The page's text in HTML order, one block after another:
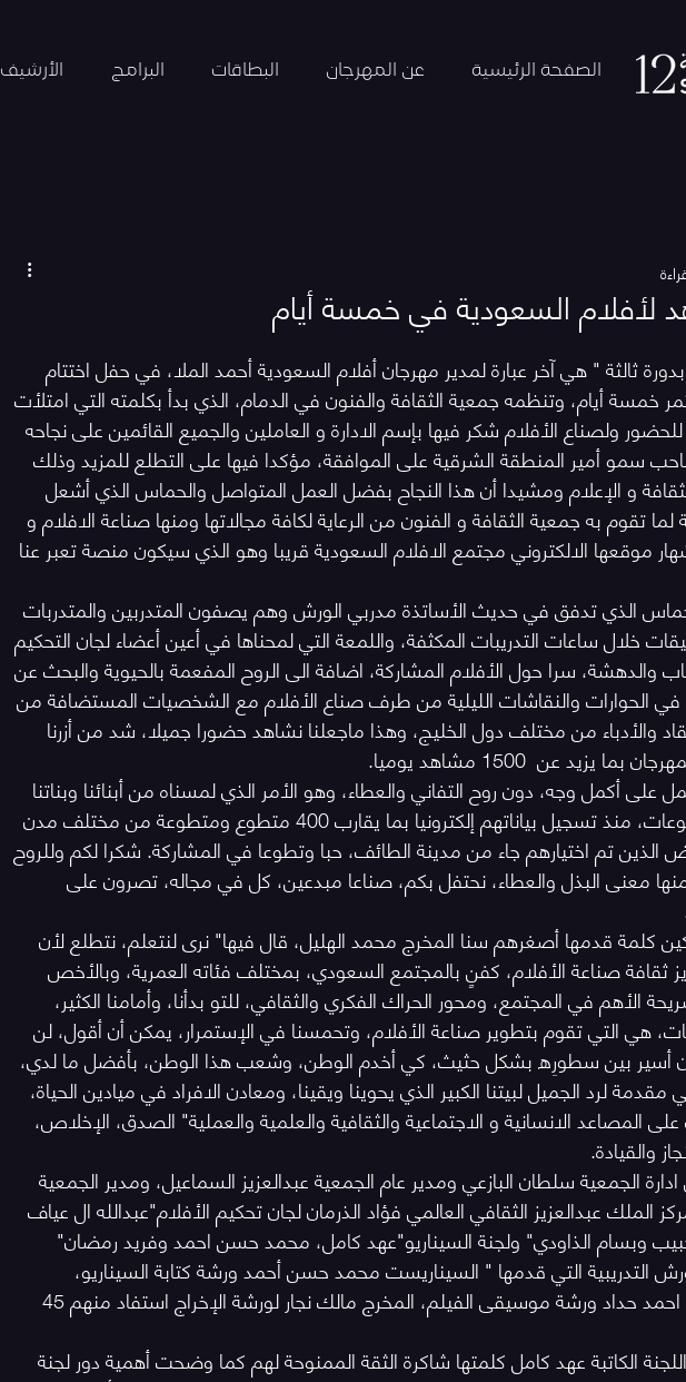
الأرشيف البرامج البطاقات عن المهرجان الصفحة الرئيسية
ثالثة " هي آخر عبارة لمدير مهرجان أفلام السعودية أحمد الملا، في حفل اختتام
خمسة أيام، وتنظمه جمعية الثقافة والفنون في الدمام، الذي بدأ بكلمته التي امتلأت
ولصناع الأفلام شكر فيها بإسم الادارة و العاملين والجميع القائمين على نجاحه
سمو أمير المنطقة الشرقية على الموافقة، مؤكدا فيها على التطلع للمزيد وذلك
و الإعلام ومشيدا أن هذا النجاح بفضل العمل المتواصل والحماس الذي أشعل
لما تقوم به جمعية الثقافة و الفنون من الرعاية لكافة مجالاتها ومنها صناعة الافلام و
موقعها الالكتروني مجتمع الافلام السعودية قريبا وهو الذي سيكون منصة تعبر عنا
الذي تدفق في حديث الأساتذة مدربي الورش وهم يصفون المتدربين والمتدربات
خلال ساعات التدريبات المكثفة، واللمعة التي لمحناها في أعين أعضاء لجان التحكيم
والدهشة، سرا حول الأفلام المشاركة، اضافة الى الروح المفعمة بالحيوية والبحث عن
في الحوارات والنقاشات الليلية من طرف صناع الأفلام مع الشخصيات المستضافة من
والأدباء من مختلف دول الخليج، وهذا ماجعلنا نشاهد حضورا جميلا، شد من أزرنا
عن  1500 مشاهد يوميا.
على أكمل وجه، دون روح التفاني والعطاء، وهو الأمر الذي لمسناه من أبنائنا وبناتنا
المتطوعين والمتطوعات، منذ تسجيل بياناتهم إلكترونيا بما يقارب 400 متطوع ومتطوعة من مختلف مدن
تم اختيارهم جاء من مدينة الطائف، حبا وتطوعا في المشاركة. شكرا لكم وللروح
منها معنى البذل والعطاء، نحتفل بكم، صناعا مبدعين، كل في مجاله، تصرون على
كلمة قدمها أصغرهم سنا المخرج محمد الهليل، قال فيها" نرى لنتعلم، نتطلع لأن
ثقافة صناعة الأفلام، كفنٍ بالمجتمع السعودي، بمختلف فئاته العمرية، وبالأخص
الأهم في المجتمع، ومحور الحراك الفكري والثقافي، للتو بدأنا، وأمامنا الكثير،
هي التي تقوم بتطوير صناعة الأفلام، وتحمسنا في الإستمرار، يمكن أن أقول، لن
أسير بين سطورِه بشكل حثيث، كي أخدم الوطن، وشعب هذا الوطن، بأفضل ما لدي،
لرد الجميل لبيتنا الكبير الذي يحوينا ويقينا، ومعادن الافراد في ميادين الحياة،
المصاعد الانسانية و الاجتماعية والثقافية والعلمية والعملية" الصدق، الإخلاص،
والقيادة.
الجمعية سلطان البازعي ومدير عام الجمعية عبدالعزيز السماعيل، ومدير الجمعية
الملك عبدالعزيز الثقافي العالمي فؤاد الذرمان لجان تحكيم الأفلام"عبدالله ال عياف
وبسام الذاودي" ولجنة السيناريو"عهد كامل، محمد حسن احمد وفريد رمضان"
التدريبية التي قدمها " السيناريست محمد حسن أحمد ورشة كتابة السيناريو،
الكاتبة عهد كامل كلمتها شاكرة الثقة الممنوحة لهم كما وضحت أهمية دور لجنة